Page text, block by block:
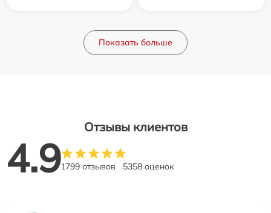
Показать больше
Отзывы клиентов
4.91799 отзывов 5358 оценок